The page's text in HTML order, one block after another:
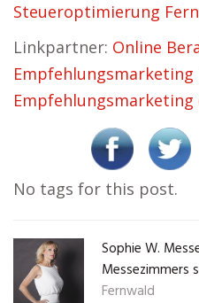
Steueroptimierung
Linkpartner: Online
Empfehlungsmarketing
No tags for this post.
Sophie W.
Messezimmers
Fernwald